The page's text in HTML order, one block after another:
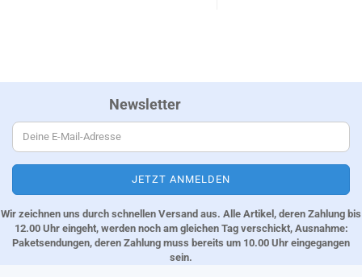
Newsletter
Wir zeichnen uns durch schnellen Versand aus. Alle Artikel, deren Zahlung bis
12.00 Uhr eingeht, werden noch am gleichen Tag verschickt, Ausnahme:
Paketsendungen, deren Zahlung muss bereits um 10.00 Uhr eingegangen
sein.